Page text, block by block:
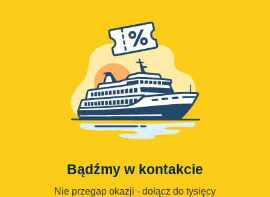
Bądźmy w kontakcie
Nie przegap okazji - dołącz do tysięcy